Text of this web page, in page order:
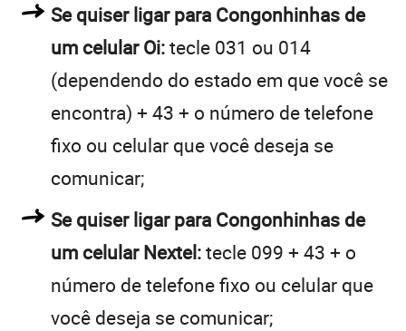
Se quiser ligar para Congonhinhas de
um celular Oi:tecle 031 ou 014
(dependendo do estado em que você se
encontra) + 43 + o número de telefone
fixo ou celular que você deseja se
comunicar;
Se quiser ligar para Congonhinhas de
um celular Nextel:tecle 099 + 43 + o
número de telefone fixo ou celular que
você deseja se comunicar;